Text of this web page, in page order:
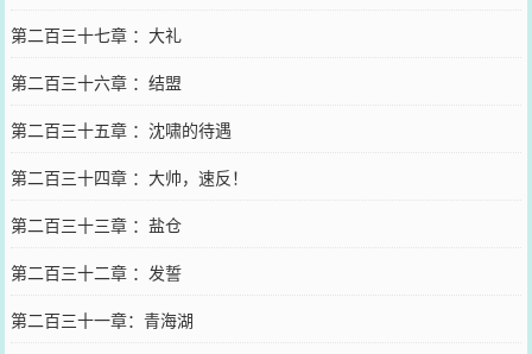
第二百三十七章 ：大礼
第二百三十六章 ：结盟
第二百三十五章 ：沈啸的待遇
第二百三十四章 ：大帅，速反！
第二百三十三章 ：盐仓
第二百三十二章 ：发誓
第二百三十一章：青海湖